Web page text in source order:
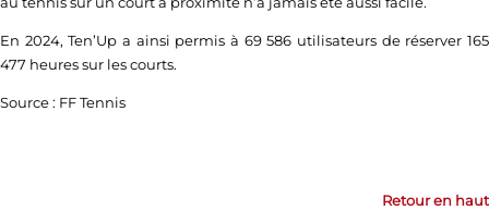
En 2024, Ten’Up a ainsi permis à 69 586 utilisateurs de réserver 165
477 heures sur les courts.
Source : FF Tennis
Retour en haut